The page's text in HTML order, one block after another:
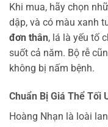
Khi mua, hãy chọn
dập, và có màu xanh
đơn thân, lá là yếu tố
suốt cả năm. Bộ rễ
không bị nấm bệnh.
Chuẩn Bị Giá Thể Tối
Hoàng Nhạn là loài